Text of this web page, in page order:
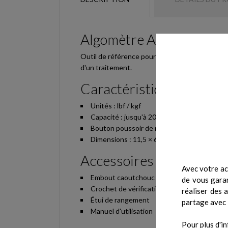
Avec votre
de vous
réaliser des
partage avec
Pour plus
Algomètre Analogique
Outil de référence pour la quantification
d'un traitement.
Caractéristiques
Unités : lbf / kgf
Capacité : jusqu'à 20×0,25 lbf / 10 kgf×100
Bouton poussoir de maintien de la lecture
Dimensions : 11,5 × 6 cm — Poids : 284 g
Accessoires inclus
Embout caoutchouc 1 cm²
Crochet de vérification
Étui de rangement
Manuel d'utilisation